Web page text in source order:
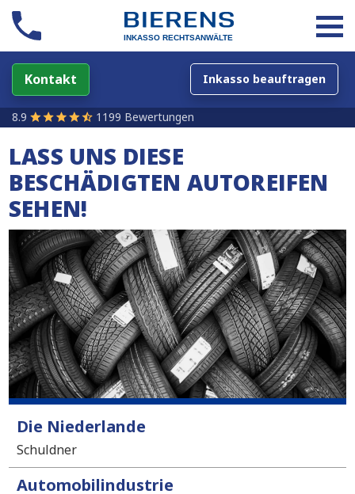
Kontakt Inkasso beauftragen
8.9 1199 Bewertungen
LASS UNS DIESE
BESCHÄDIGTEN AUTOREIFEN
SEHEN!
Die Niederlande
Schuldner
Automobilindustrie